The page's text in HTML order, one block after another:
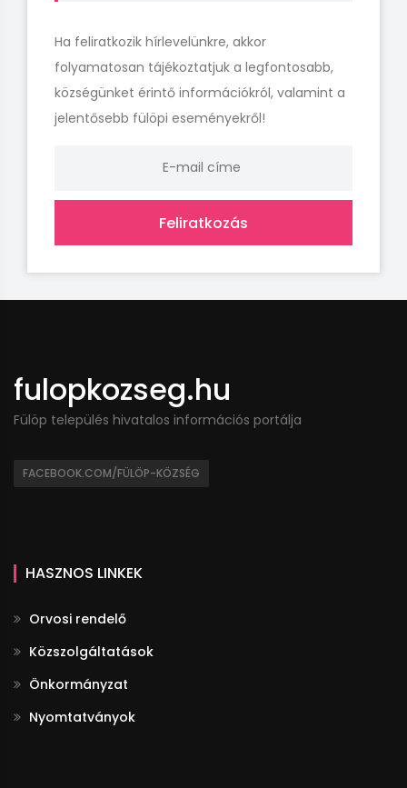
Ha feliratkozik hírlevelünkre, akkor
folyamatosan tájékoztatjuk a legfontosabb,
községünket érintő információkról, valamint a
jelentősebb fülöpi eseményekről!
Feliratkozás
fulopkozseg.hu
Fülöp település hivatalos információs portálja
FACEBOOK.COM/FÜLÖP-KÖZSÉG
HASZNOS LINKEK
Orvosi rendelő
Közszolgáltatások
Önkormányzat
Nyomtatványok